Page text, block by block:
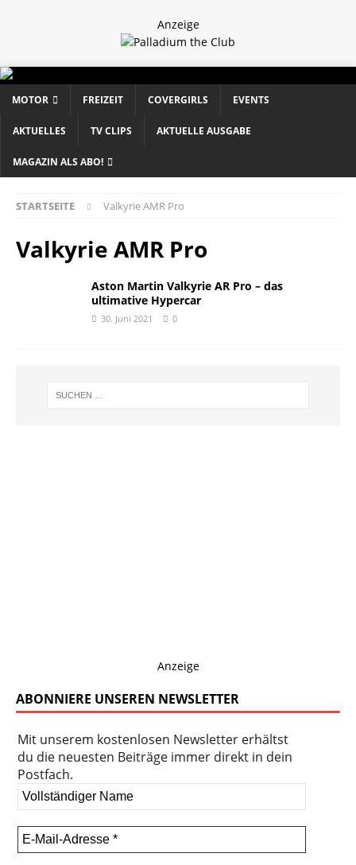
Anzeige
MOTOR FREIZEIT COVERGIRLS EVENTS
AKTUELLES TV CLIPS AKTUELLE AUSGABE
MAGAZIN ALS ABO!
STARTSEITE Valkyrie AMR Pro
Valkyrie AMR Pro
Aston Martin Valkyrie AR Pro – das
ultimative Hypercar
30. Juni 2021 0
Anzeige
ABONNIERE UNSEREN NEWSLETTER
Mit unserem kostenlosen Newsletter erhältst
du die neuesten Beiträge immer direkt in dein
Postfach.